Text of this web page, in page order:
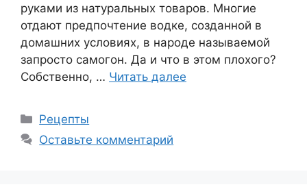
руками из натуральных товаров. Многие
отдают предпочтение водке, созданной в
домашних условиях, в народе называемой
запросто самогон. Да и что в этом плохого?
Собственно, … Читать далее
Рубрики
Рецепты
Оставьте комментарий